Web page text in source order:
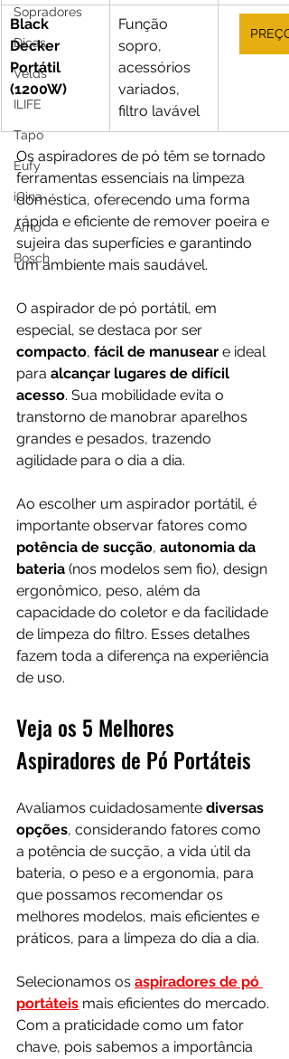
Sopradores
Dicas
Velds
ILIFE
Tapo
Eufy
iCina
Arno
Bosch
Black
Decker
Portátil
(1200W)
Função
sopro,
acessórios
variados,
filtro lavável
PREÇO
Os aspiradores de pó têm se tornado
ferramentas essenciais na limpeza
doméstica, oferecendo uma forma
rápida e eficiente de remover poeira e
sujeira das superfícies e garantindo
um ambiente mais saudável.
O aspirador de pó portátil, em
especial, se destaca por ser
compacto, fácil de manusear e ideal
para alcançar lugares de difícil
acesso. Sua mobilidade evita o
transtorno de manobrar aparelhos
grandes e pesados, trazendo
agilidade para o dia a dia.
Ao escolher um aspirador portátil, é
importante observar fatores como
potência de sucção, autonomia da
bateria (nos modelos sem fio), design
ergonômico, peso, além da
capacidade do coletor e da facilidade
de limpeza do filtro. Esses detalhes
fazem toda a diferença na experiência
de uso.
Veja os 5 Melhores
Aspiradores de Pó Portáteis
Avaliamos cuidadosamente diversas
opções, considerando fatores como
a potência de sucção, a vida útil da
bateria, o peso e a ergonomia, para
que possamos recomendar os
melhores modelos, mais eficientes e
práticos, para a limpeza do dia a dia.
Selecionamos os aspiradores de pó
portáteis mais eficientes do mercado.
Com a praticidade como um fator
chave, pois sabemos a importância